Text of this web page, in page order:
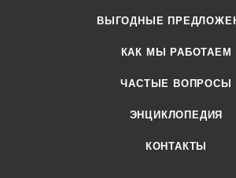
ВЫГОДНЫЕ
КАК МЫ РАБОТАЕМ
ЧАСТЫЕ ВОПРОСЫ
ЭНЦИКЛОПЕДИЯ
КОНТАКТЫ